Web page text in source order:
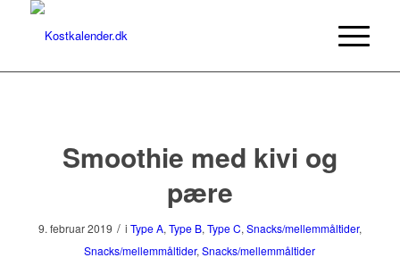
Smoothie med kivi og
pære
9. februar 2019 / i Type A, Type B, Type C, Snacks/mellemmåltider,
Snacks/mellemmåltider,Snacks/mellemmåltider